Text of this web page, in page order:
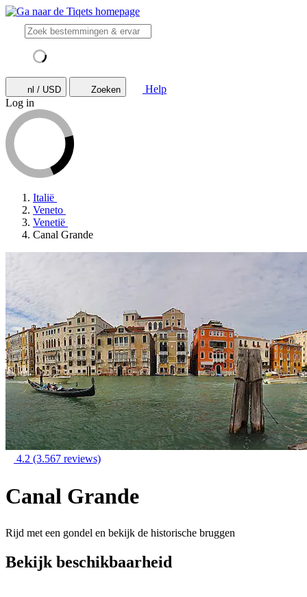
nl / USD Zoeken
Help
Log in
Italië
Veneto
Venetië
Canal Grande
4.2 (3.567 reviews)
Canal Grande
Rijd met een gondel en bekijk de historische bruggen
Bekijk beschikbaarheid